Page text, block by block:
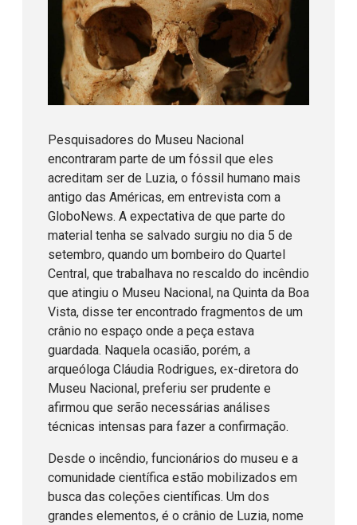
Pesquisadores do Museu Nacional
encontraram parte de um fóssil que eles
acreditam ser de Luzia, o fóssil humano mais
antigo das Américas, em entrevista com a
GloboNews. A expectativa de que parte do
material tenha se salvado surgiu no dia 5 de
setembro, quando um bombeiro do Quartel
Central, que trabalhava no rescaldo do incêndio
que atingiu o Museu Nacional, na Quinta da Boa
Vista, disse ter encontrado fragmentos de um
crânio no espaço onde a peça estava
guardada. Naquela ocasião, porém, a
arqueóloga Cláudia Rodrigues, ex-diretora do
Museu Nacional, preferiu ser prudente e
afirmou que serão necessárias análises
técnicas intensas para fazer a confirmação.
Desde o incêndio, funcionários do museu e a
comunidade científica estão mobilizados em
busca das coleções científicas. Um dos
grandes elementos, é o crânio de Luzia, nome